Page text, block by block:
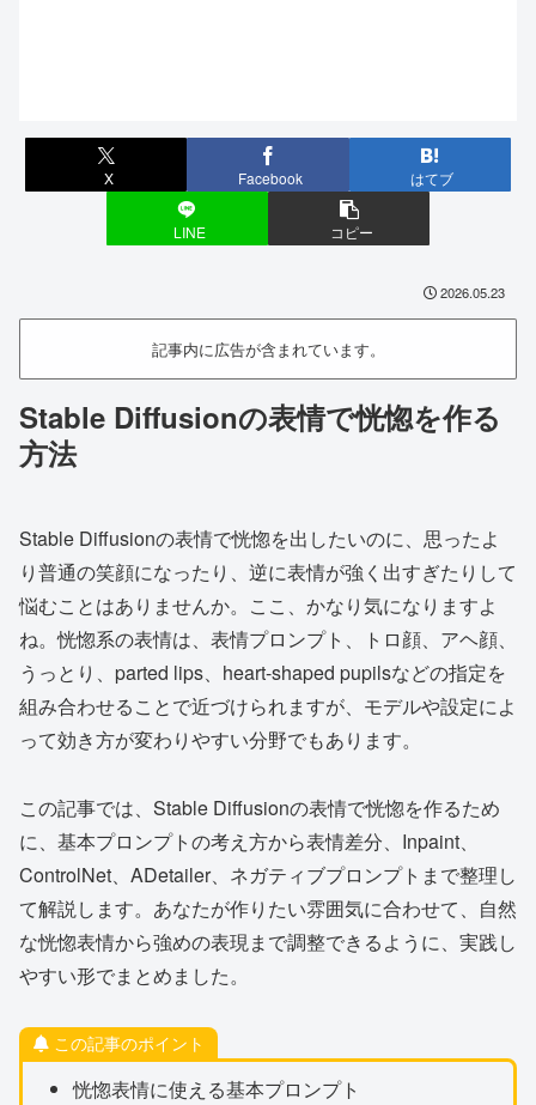
X Facebook はてブ
LINE コピー
2026.05.23
記事内に広告が含まれています。
Stable Diffusionの表情で恍惚を作る
方法
Stable Diffusionの表情で恍惚を出したいのに、思ったよ
り普通の笑顔になったり、逆に表情が強く出すぎたりして
悩むことはありませんか。ここ、かなり気になりますよ
ね。恍惚系の表情は、表情プロンプト、トロ顔、アヘ顔、
うっとり、parted lips、heart-shaped pupilsなどの指定を
組み合わせることで近づけられますが、モデルや設定によ
って効き方が変わりやすい分野でもあります。
この記事では、Stable Diffusionの表情で恍惚を作るため
に、基本プロンプトの考え方から表情差分、Inpaint、
ControlNet、ADetailer、ネガティブプロンプトまで整理し
て解説します。あなたが作りたい雰囲気に合わせて、自然
な恍惚表情から強めの表現まで調整できるように、実践し
やすい形でまとめました。
この記事のポイント
恍惚表情に使える基本プロンプト